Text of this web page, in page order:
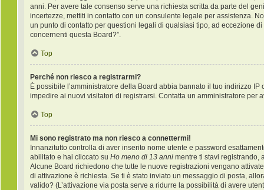
anni. Per avere tale consenso serve una richiesta scritta da parte del
incertezze, mettiti in contatto con un consulente legale per assistenza.
un punto di contatto per questioni legali di qualsiasi tipo, ad eccezione
concernenti questa Board?”.
Top
Perché non riesco a registrarmi?
È possibile l’amministratore della Board abbia bannato il tuo indirizzo
impedire ai nuovi visitatori di registrarsi. Contatta un amministratore per
Top
Mi sono registrato ma non riesco a connettermi!
Innanzitutto controlla di aver inserito nome utente e password
abilitato e hai cliccato su Ho meno di 13 anni mentre ti stavi registrando,
Alcune Board richiedono che tutte le nuove registrazioni vengano
di attivazione è richiesta. Se ti è stato inviato un messaggio di posta,
valido? (L’attivazione via posta serve a ridurre la possibilità di avere